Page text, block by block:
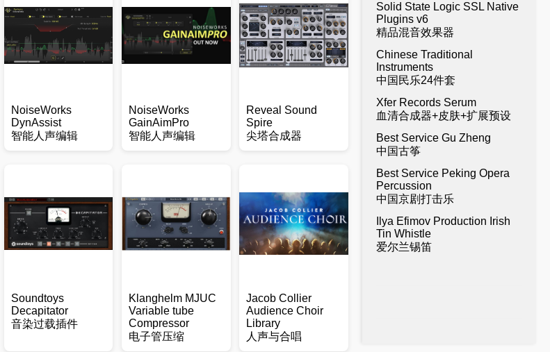
NoiseWorks
DynAssist
智能人声编辑
NoiseWorks
GainAimPro
智能人声编辑
Reveal Sound
Spire
尖塔合成器
‌‌Soundtoys
Decapitator
音染过载插件
Klanghelm MJUC
Variable tube
Compressor
电子管压缩
Jacob Collier
Audience Choir
Library
人声与合唱
Solid State Logic SSL Native
Plugins v6
精品混音效果器
Chinese Traditional
Instruments
中国民乐24件套
Xfer Records Serum
血清合成器+皮肤+扩展预设
Best Service Gu Zheng
中国古筝
Best Service Peking Opera
Percussion
中国京剧打击乐
Ilya Efimov Production Irish
Tin Whistle
爱尔兰锡笛